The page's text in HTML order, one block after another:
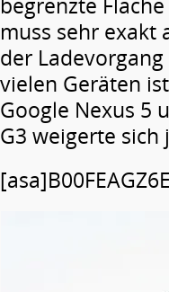
muss sehr
der
vielen Geräten
Google Nexus 5
G3 weigerte sich